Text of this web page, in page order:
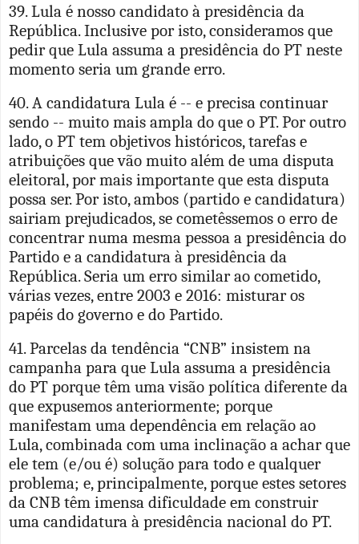
39. Lula é nosso candidato à presidência da
República. Inclusive por isto, consideramos que
pedir que Lula assuma a presidência do PT neste
momento seria um grande erro.
40. A candidatura Lula é -- e precisa continuar
sendo -- muito mais ampla do que o PT. Por outro
lado, o PT tem objetivos históricos, tarefas e
atribuições que vão muito além de uma disputa
eleitoral, por mais importante que esta disputa
possa ser. Por isto, ambos (partido e candidatura)
sairiam prejudicados, se cometêssemos o erro de
concentrar numa mesma pessoa a presidência do
Partido e a candidatura à presidência da
República. Seria um erro similar ao cometido,
várias vezes, entre 2003 e 2016: misturar os
papéis do governo e do Partido.
41. Parcelas da tendência “CNB” insistem na
campanha para que Lula assuma a presidência
do PT porque têm uma visão política diferente da
que expusemos anteriormente; porque
manifestam uma dependência em relação ao
Lula, combinada com uma inclinação a achar que
ele tem (e/ou é) solução para todo e qualquer
problema; e, principalmente, porque estes setores
da CNB têm imensa dificuldade em construir
uma candidatura à presidência nacional do PT.